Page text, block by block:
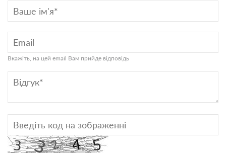
Вкажіть, на цей email Вам прийде відповідь